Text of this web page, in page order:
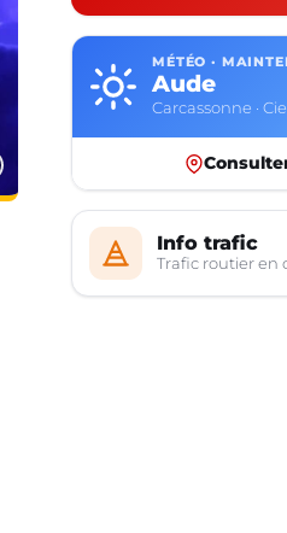
MÉTÉO ·
Aude
Carcassonne ·
Info trafic
Trafic routier en